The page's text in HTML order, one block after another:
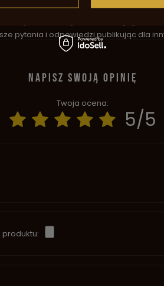
pytania i odpowiedzi publikując dla
NAPISZ SWOJĄ OPINIĘ
Twoja ocena:
5/5
produktu: